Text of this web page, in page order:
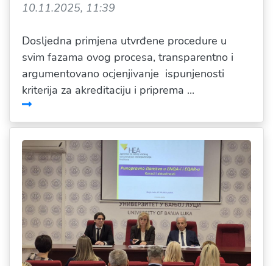
10.11.2025, 11:39
Dosljedna primjena utvrđene procedure u
svim fazama ovog procesa, transparentno i
argumentovano ocjenjivanje ispunjenosti
kriterija za akreditaciju i priprema ...